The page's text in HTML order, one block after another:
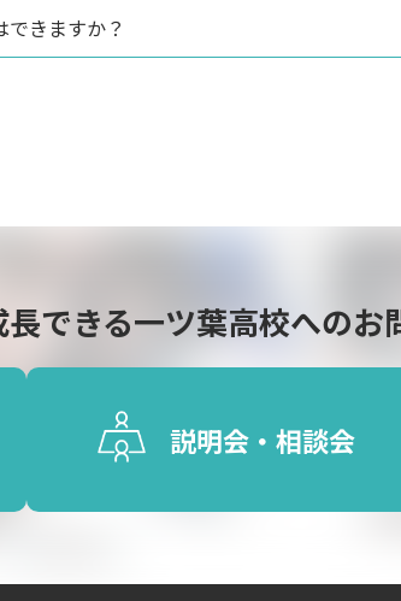
きますか？
できる一ツ葉高校へのお
説明会・相談会